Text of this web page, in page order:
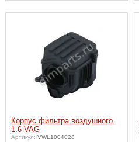
Корпус фильтра воздушного
1.6 VAG
Артикул: VWL1004028